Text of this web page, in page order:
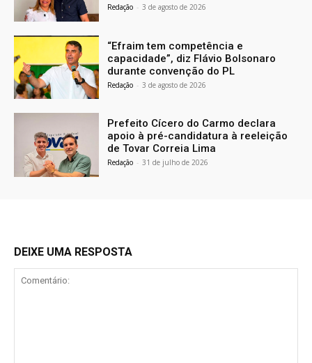
Redação - 3 de agosto de 2026
“Efraim tem competência e
capacidade”, diz Flávio Bolsonaro
durante convenção do PL
Redação - 3 de agosto de 2026
Prefeito Cícero do Carmo declara
apoio à pré-candidatura à reeleição
de Tovar Correia Lima
Redação - 31 de julho de 2026
DEIXE UMA RESPOSTA